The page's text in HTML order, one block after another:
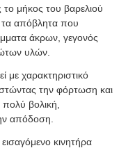
το μήκος του βαρελιού
τα απόβλητα που
άκρων, γεγονός
υλών.
με χαρακτηριστικό
την φόρτωση και
βολική,
απόδοση.
κινητήρα